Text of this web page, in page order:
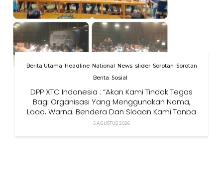
Berita Utama Headline National News slider Sorotan Sorotan
Berita Sosial
DPP XTC Indonesia : “Akan Kami Tindak Tegas
Bagi Organisasi Yang Menggunakan Nama,
Logo, Warna, Bendera Dan Slogan Kami Tanpa
Izin”
5 AGUSTUS 2026